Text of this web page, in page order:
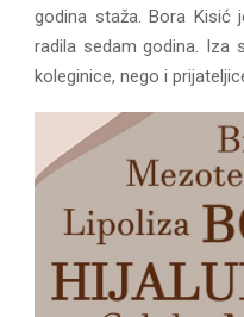
godina staža. Bora Kisić
radila sedam godina. Iza
koleginice, nego i